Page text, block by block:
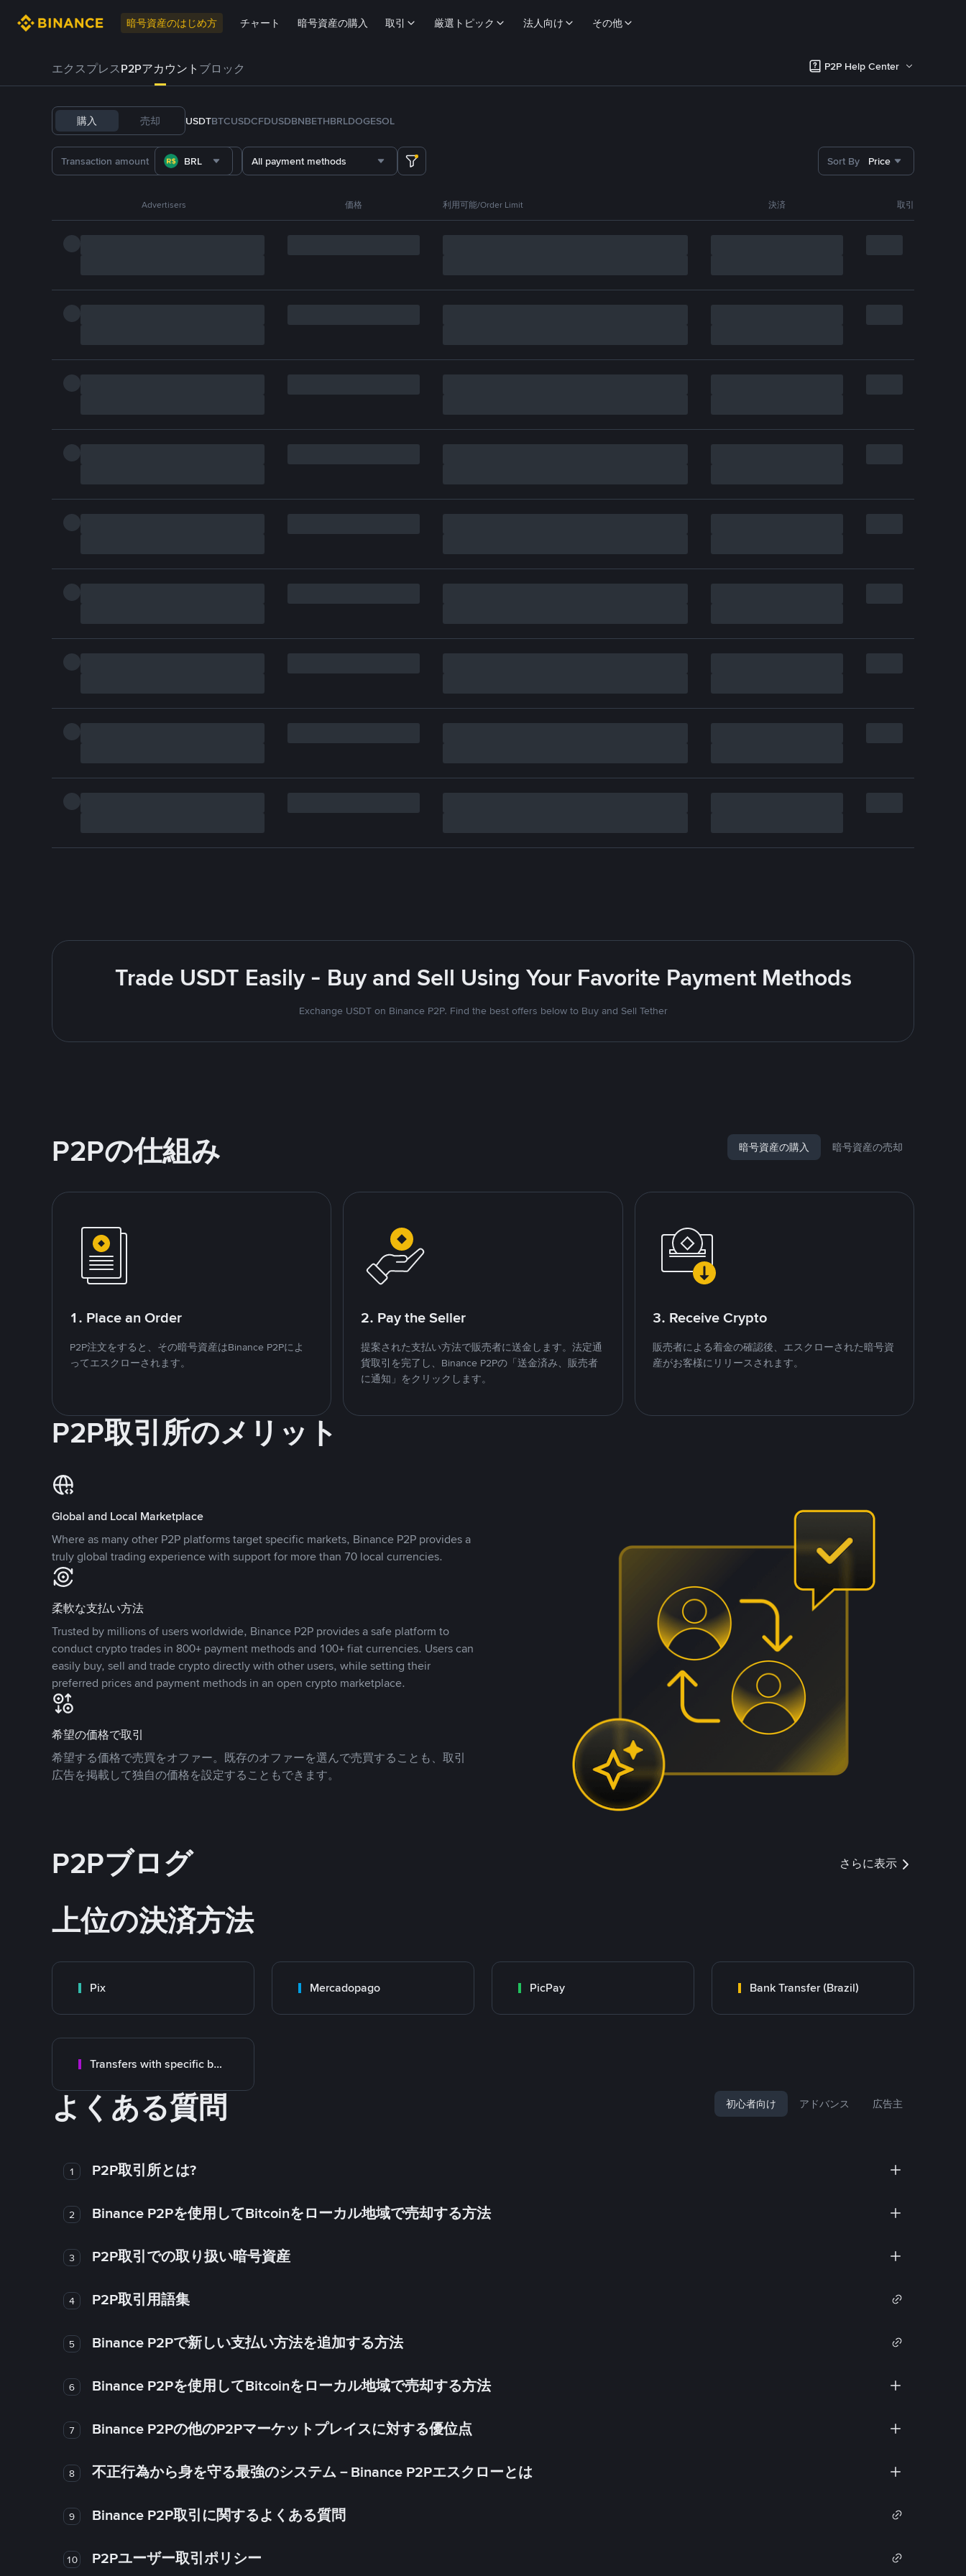
暗号資産のはじめ方 チャート 暗号資産の購入 取引 厳選トピック 法人向け その他
エクスプレスP2Pアカウント ブロック P2P Help Center
購入 売却 USDTBTCUSDCFDUSDBNBETHBRLDOGESOL
BRL All payment methods Sort By Price
Advertisers 価格 利用可能/Order Limit 決済 取引
Trade USDT Easily - Buy and Sell Using Your Favorite Payment Methods
Exchange USDT on Binance P2P. Find the best offers below to Buy and Sell Tether
P2Pの仕組み 暗号資産の購入 暗号資産の売却
1. Place an Order
P2P注文をすると、その暗号資産はBinance P2Pによ
ってエスクローされます。
2. Pay the Seller
提案された支払い方法で販売者に送金します。法定通
貨取引を完了し、Binance P2Pの「送金済み、販売者
に通知」をクリックします。
3. Receive Crypto
販売者による着金の確認後、エスクローされた暗号資
産がお客様にリリースされます。
P2P取引所のメリット
Global and Local Marketplace
Where as many other P2P platforms target specific markets, Binance P2P provides a
truly global trading experience with support for more than 70 local currencies.
柔軟な支払い方法
Trusted by millions of users worldwide, Binance P2P provides a safe platform to
conduct crypto trades in 800+ payment methods and 100+ fiat currencies. Users can
easily buy, sell and trade crypto directly with other users, while setting their
preferred prices and payment methods in an open crypto marketplace.
希望の価格で取引
希望する価格で売買をオファー。既存のオファーを選んで売買することも、取引
広告を掲載して独自の価格を設定することもできます。
P2Pブログ さらに表示
上位の決済方法
Pix Mercadopago PicPay Bank Transfer (Brazil)
Transfers with specific bank
よくある質問 初心者向け アドバンス 広告主
1 P2P取引所とは?
2 Binance P2Pを使用してBitcoinをローカル地域で売却する方法
3 P2P取引での取り扱い暗号資産
4 P2P取引用語集
5 Binance P2Pで新しい支払い方法を追加する方法
6 Binance P2Pを使用してBitcoinをローカル地域で売却する方法
7 Binance P2Pの他のP2Pマーケットプレイスに対する優位点
8 不正行為から身を守る最強のシステム－Binance P2Pエスクローとは
9 Binance P2P取引に関するよくある質問
10 P2Pユーザー取引ポリシー